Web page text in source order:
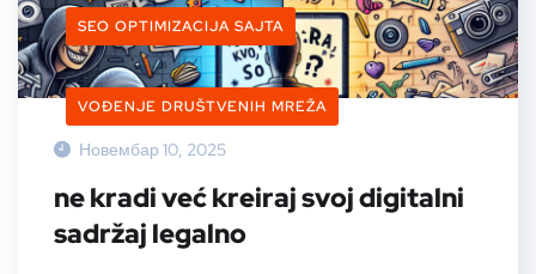
SEO OPTIMIZACIJA SAJTA
VOĐENJE DRUŠTVENIH MREŽA
Новембар 10, 2025
ne kradi već kreiraj svoj digitalni
sadržaj legalno